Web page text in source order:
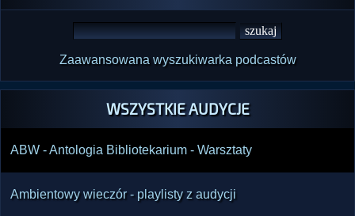
Zaawansowana wyszukiwarka podcastów
WSZYSTKIE AUDYCJE
ABW - Antologia Bibliotekarium - Warsztaty
Ambientowy wieczór - playlisty z audycji